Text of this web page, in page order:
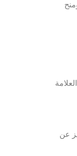
ومنح
عن